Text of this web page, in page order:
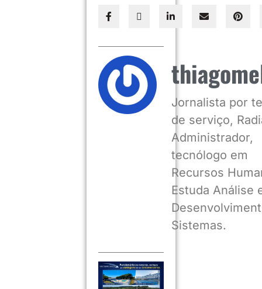
Jornalista por
de serviço,
Administrador,
tecnólogo em
Recursos
Estuda Análise
Sistemas.